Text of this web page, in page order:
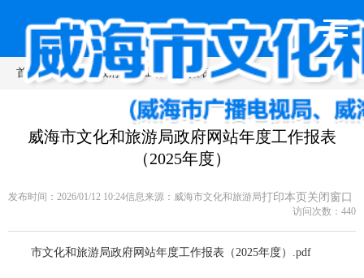
首页>专题专栏> 政府网站工作年度报表
威海市文化和旅游局政府网站年度工作报表
（2025年度）
发布时间：2026/01/12 10:24信息来源： 威海市文化和旅游局打印本页 关闭窗口
访问次数： 440
市文化和旅游局政府网站年度工作报表（2025年度）.pdf